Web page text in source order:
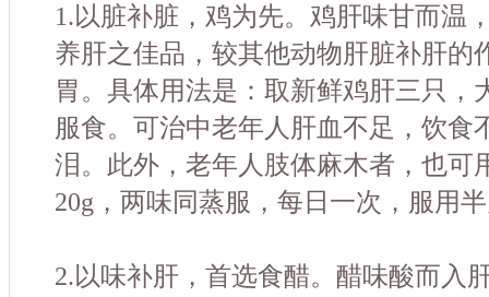
1.以脏补脏，鸡为先。鸡肝味甘而温
养肝之佳品，较其他动物肝脏补肝的
胃。具体用法是：取新鲜鸡肝三只，
服食。可治中老年人肝血不足，饮食
泪。此外，老年人肢体麻木者，也可
20g，两味同蒸服，每日一次，服用
2.以味补肝，首选食醋。醋味酸而入